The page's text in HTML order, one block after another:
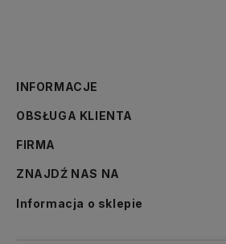
INFORMACJE
OBSŁUGA KLIENTA
FIRMA
ZNAJDŹ NAS NA
Informacja o sklepie